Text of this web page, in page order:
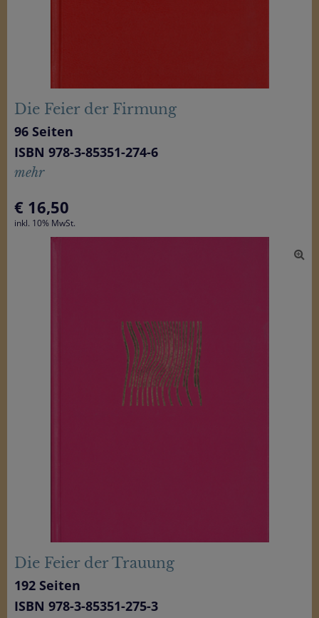
Die Feier der Firmung
96 Seiten
ISBN 978-3-85351-274-6
mehr
€ 16,50
inkl. 10% MwSt.
Die Feier der Trauung
192 Seiten
ISBN 978-3-85351-275-3